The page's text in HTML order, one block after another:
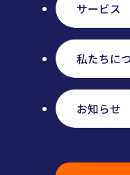
サービス
私たちに
お知らせ